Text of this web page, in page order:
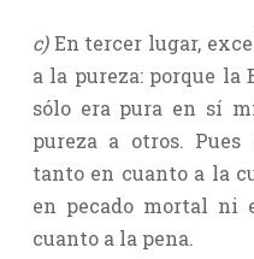
c)En tercer lugar,
a la pureza: porque
sólo era pura en sí
pureza a otros.
tanto en cuanto a la
en pecado mortal ni
cuanto a la pena.